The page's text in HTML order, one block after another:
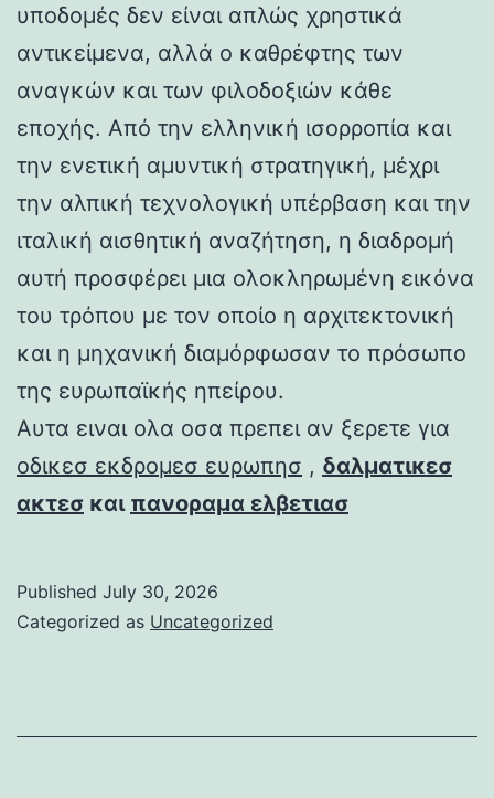
υποδομές δεν είναι απλώς χρηστικά
αντικείμενα, αλλά ο καθρέφτης των
αναγκών και των φιλοδοξιών κάθε
εποχής. Από την ελληνική ισορροπία και
την ενετική αμυντική στρατηγική, μέχρι
την αλπική τεχνολογική υπέρβαση και την
ιταλική αισθητική αναζήτηση, η διαδρομή
αυτή προσφέρει μια ολοκληρωμένη εικόνα
του τρόπου με τον οποίο η αρχιτεκτονική
και η μηχανική διαμόρφωσαν το πρόσωπο
της ευρωπαϊκής ηπείρου.
Αυτα ειναι ολα οσα πρεπει αν ξερετε για
οδικεσ εκδρομεσ ευρωπησ , δαλματικεσ
ακτεσ και πανοραμα ελβετιασ
Published July 30, 2026
Categorized as Uncategorized